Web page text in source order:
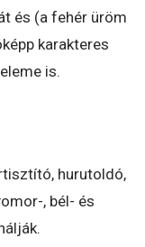
és (a fehér üröm
karakteres
is.
hurutoldó,
, bél- és